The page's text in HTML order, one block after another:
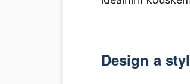
Design a